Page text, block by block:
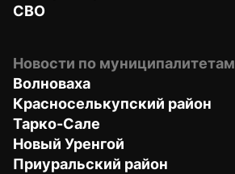
СВО
Новости по муниципалитетам
Волноваха
Красноселькупский район
Тарко-Сале
Новый Уренгой
Приуральский район